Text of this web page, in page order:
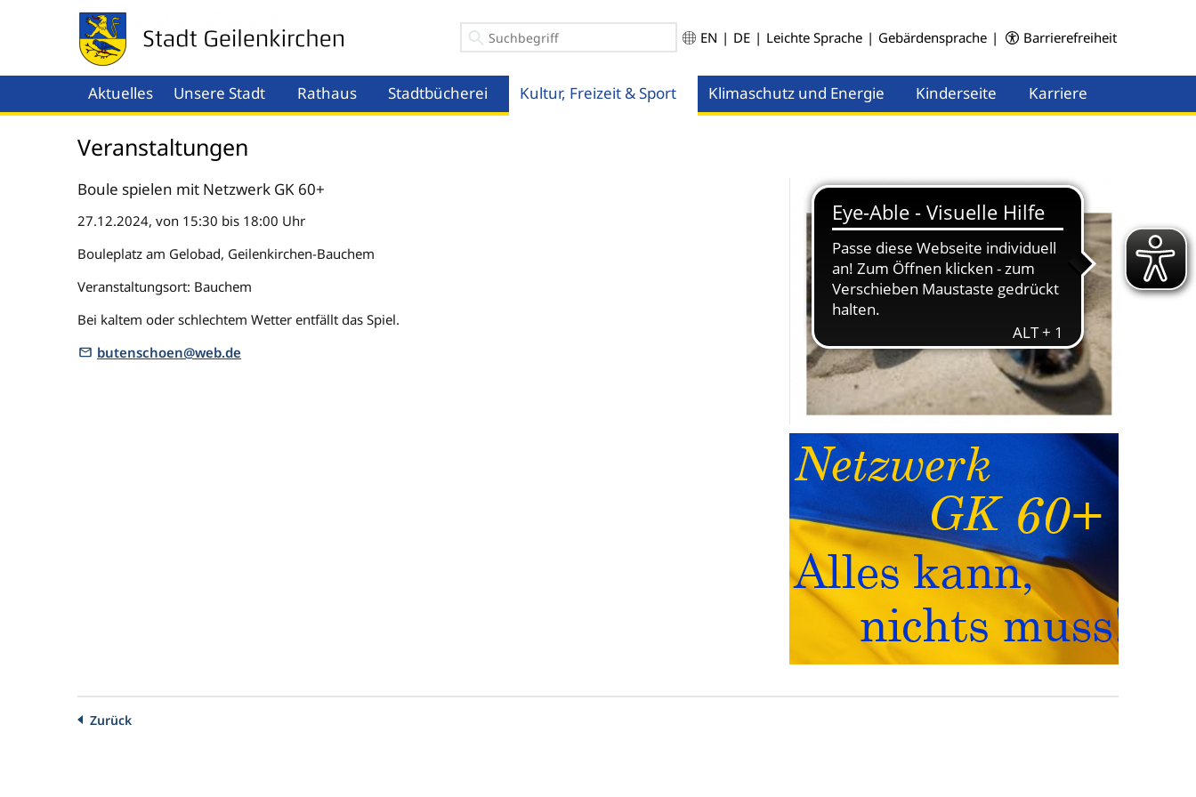
EN | DE | Leichte Sprache | Gebärdensprache | Barrierefreiheit
Aktuelles
Unsere Stadt
Rathaus
Stadtbücherei
Kultur, Freizeit & Sport
Klimaschutz und Energie
Kinderseite
Karriere
Veranstaltungen
Boule spielen mit Netzwerk GK 60+
27.12.2024, von 15:30 bis 18:00 Uhr
Bouleplatz am Gelobad, Geilenkirchen-Bauchem
Veranstaltungsort: Bauchem
Bei kaltem oder schlechtem Wetter entfällt das Spiel.
butenschoen@web.de
Zurück